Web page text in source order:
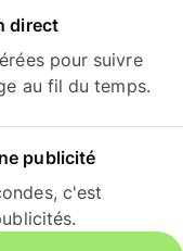
direct
pour suivre
au fil du temps.
publicité
c'est